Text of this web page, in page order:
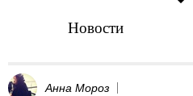
Новости
Анна Мороз